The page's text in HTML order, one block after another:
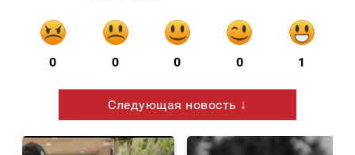
0 0 0 0 1
Следующая новость ↓